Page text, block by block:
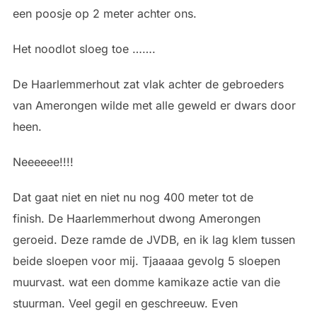
een poosje op 2 meter achter ons.
Het noodlot sloeg toe …….
De Haarlemmerhout zat vlak achter de gebroeders
van Amerongen wilde met alle geweld er dwars door
heen.
Neeeeee!!!!
Dat gaat niet en niet nu nog 400 meter tot de
finish. De Haarlemmerhout dwong Amerongen
geroeid. Deze ramde de JVDB, en ik lag klem tussen
beide sloepen voor mij. Tjaaaaa gevolg 5 sloepen
muurvast. wat een domme kamikaze actie van die
stuurman. Veel gegil en geschreeuw. Even